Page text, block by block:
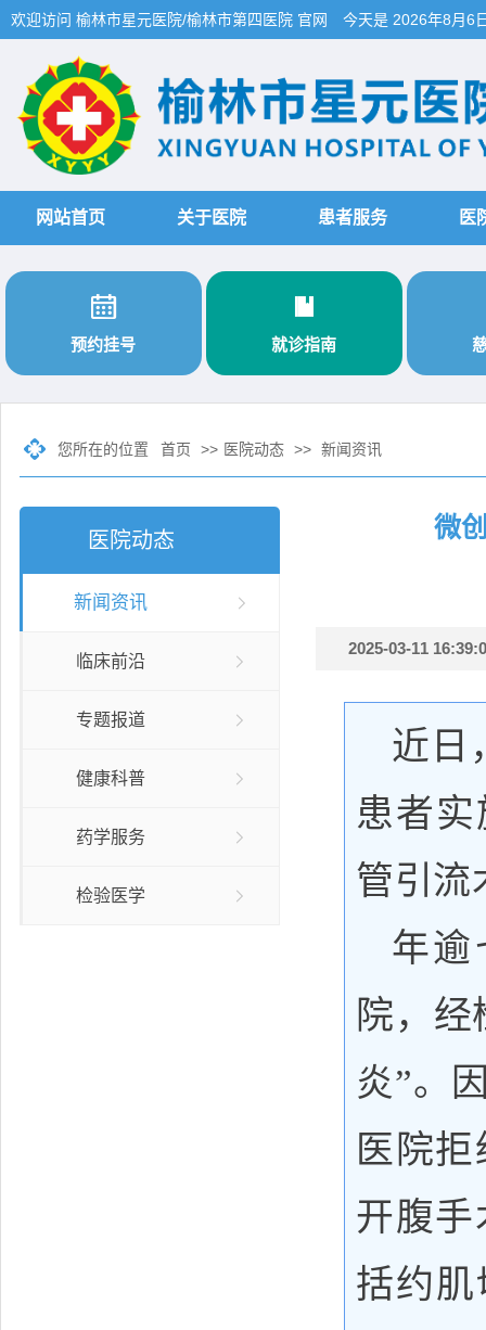
欢迎访问 榆林市星元医院/榆林市第四医院 官网 今天是 2026年8月6
网站首页 关于医院 患者服务 医

预约挂号

就诊指南
您所在的位置 首页 >> 医院动态 >> 新闻资讯
医院动态
新闻资讯
临床前沿
专题报道
健康科普
药学服务
检验医学
微
2025-03-11
近日
患者
管引流
年逾
院，
炎”。
医院
开腹手
括约